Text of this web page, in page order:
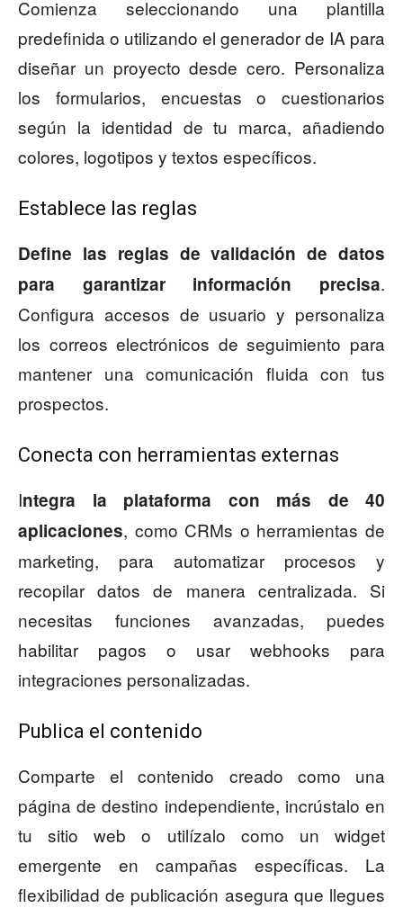
Comienza seleccionando una plantilla
predefinida o utilizando el generador de IA para
diseñar un proyecto desde cero. Personaliza
los formularios, encuestas o cuestionarios
según la identidad de tu marca, añadiendo
colores, logotipos y textos específicos.
Establece las reglas
Define las reglas de validación de datos
para garantizar información precisa.
Configura accesos de usuario y personaliza
los correos electrónicos de seguimiento para
mantener una comunicación fluida con tus
prospectos.
Conecta con herramientas externas
Integra la plataforma con más de 40
aplicaciones, como CRMs o herramientas de
marketing, para automatizar procesos y
recopilar datos de manera centralizada. Si
necesitas funciones avanzadas, puedes
habilitar pagos o usar webhooks para
integraciones personalizadas.
Publica el contenido
Comparte el contenido creado como una
página de destino independiente, incrústalo en
tu sitio web o utilízalo como un widget
emergente en campañas específicas. La
flexibilidad de publicación asegura que llegues